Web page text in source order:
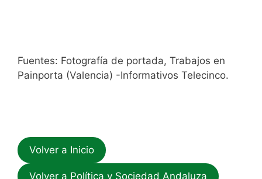
Fuentes: Fotografía de portada, Trabajos en
Painporta (Valencia) -Informativos Telecinco.
Volver a Inicio
Volver a Política y Sociedad Andaluza